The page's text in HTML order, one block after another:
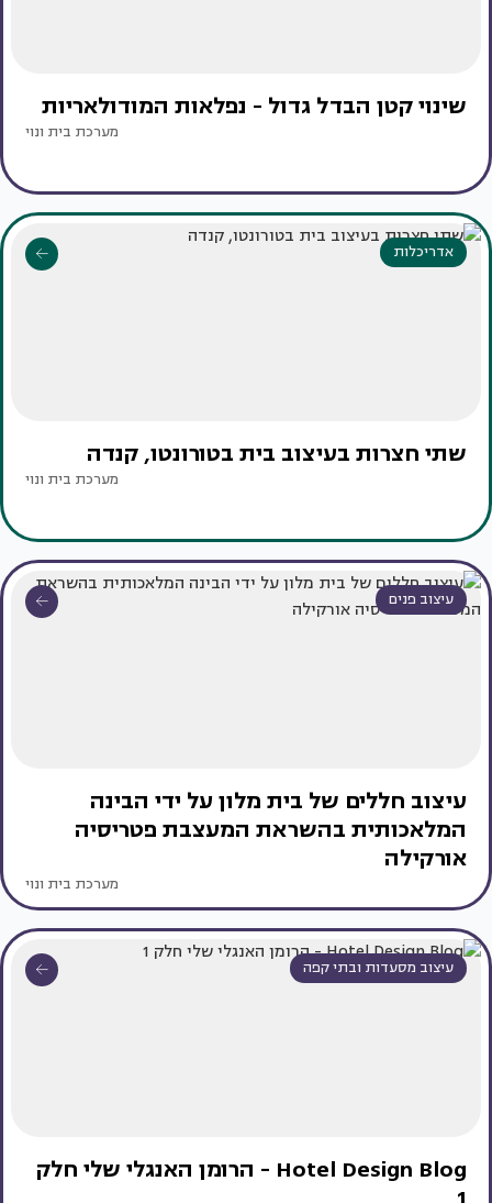
שינוי קטן הבדל גדול - נפלאות המודולאריות
מערכת בית ונוי
אדריכלות
שתי חצרות בעיצוב בית בטורונטו, קנדה
מערכת בית ונוי
עיצוב פנים
עיצוב חללים של בית מלון על ידי הבינה
המלאכותית בהשראת המעצבת פטריסיה
אורקילה
מערכת בית ונוי
עיצוב מסעדות ובתי קפה
Hotel Design Blog - הרומן האנגלי שלי חלק